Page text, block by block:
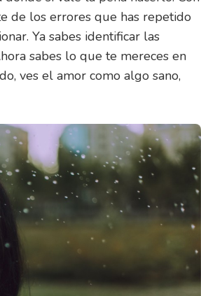
de los errores que has repetido
Ya sabes identificar las
sabes lo que te mereces en
ves el amor como algo sano,